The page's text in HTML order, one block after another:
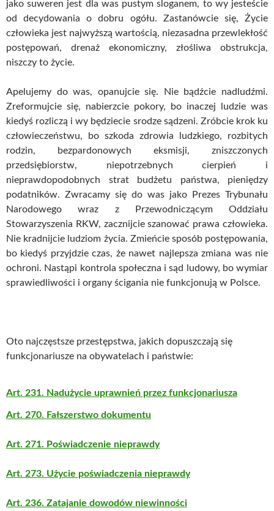
jako suweren jest dla was pustym sloganem, to wy jesteście
od decydowania o dobru ogółu. Zastanówcie się, Życie
człowieka jest najwyższą wartością, niezasadna przewlekłość
postępowań, drenaż ekonomiczny, złośliwa obstrukcja,
niszczy to życie.
Apelujemy do was, opanujcie się. Nie bądźcie nadludźmi.
Zreformujcie się, nabierzcie pokory, bo inaczej ludzie was
kiedyś rozliczą i wy będziecie srodze sądzeni. Zróbcie krok ku
człowieczeństwu, bo szkoda zdrowia ludzkiego, rozbitych
rodzin, bezpardonowych eksmisji, zniszczonych
przedsiębiorstw, niepotrzebnych cierpień i
nieprawdopodobnych strat budżetu państwa, pieniędzy
podatników. Zwracamy się do was jako Prezes Trybunału
Narodowego wraz z Przewodniczącym Oddziału
Stowarzyszenia RKW, zacznijcie szanować prawa człowieka.
Nie kradnijcie ludziom życia. Zmieńcie sposób postępowania,
bo kiedyś przyjdzie czas, że nawet najlepsza zmiana was nie
ochroni. Nastąpi kontrola społeczna i sąd ludowy, bo wymiar
sprawiedliwości i organy ścigania nie funkcjonują w Polsce.
Oto najczęstsze przestępstwa, jakich dopuszczają się
funkcjonariusze na obywatelach i państwie:
Art. 231. Nadużycie uprawnień przez funkcjonariusza
Art. 270. Fałszerstwo dokumentu
Art. 271. Poświadczenie nieprawdy
Art. 273. Użycie poświadczenia nieprawdy
Art. 236. Zatajanie dowodów niewinności